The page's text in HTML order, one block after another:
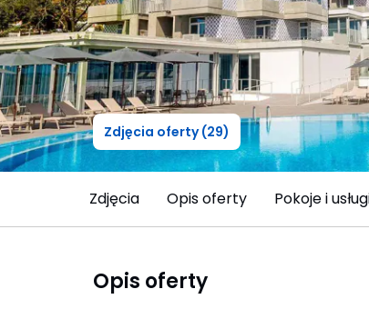
Zdjęcia oferty (29)
Zdjęcia Opis oferty Pokoje i
Opis oferty